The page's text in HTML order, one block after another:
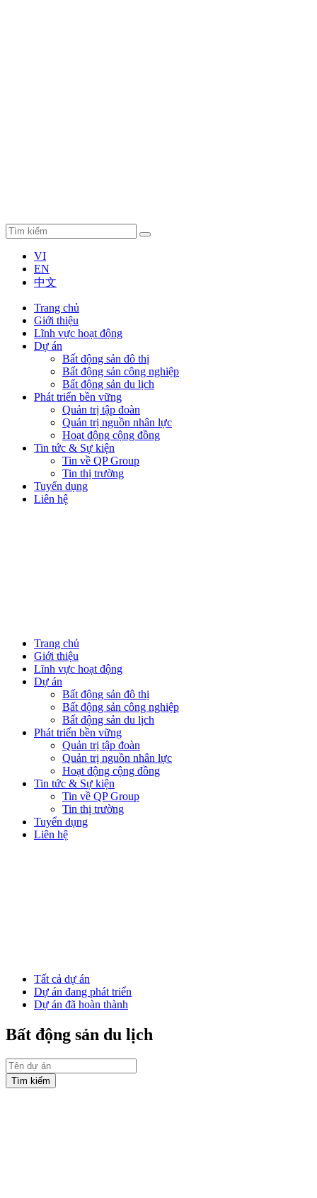
VI
EN
中文
Trang chủ
Giới thiệu
Lĩnh vực hoạt động
Dự án
Bất động sản đô thị
Bất động sản công nghiệp
Bất động sản du lịch
Phát triển bền vững
Quản trị tập đoàn
Quản trị nguồn nhân lực
Hoạt động cộng đồng
Tin tức & Sự kiện
Tin về QP Group
Tin thị trường
Tuyển dụng
Liên hệ
Trang chủ
Giới thiệu
Lĩnh vực hoạt động
Dự án
Bất động sản đô thị
Bất động sản công nghiệp
Bất động sản du lịch
Phát triển bền vững
Quản trị tập đoàn
Quản trị nguồn nhân lực
Hoạt động cộng đồng
Tin tức & Sự kiện
Tin về QP Group
Tin thị trường
Tuyển dụng
Liên hệ
Tất cả dự án
Dự án đang phát triển
Dự án đã hoàn thành
Bất động sản du lịch